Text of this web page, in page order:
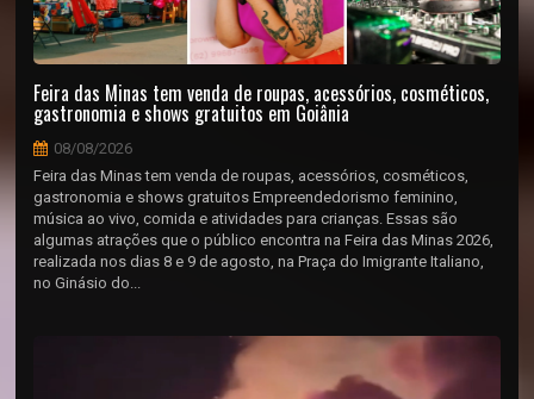
Feira das Minas tem venda de roupas, acessórios, cosméticos,
gastronomia e shows gratuitos em Goiânia
08/08/2026
Feira das Minas tem venda de roupas, acessórios, cosméticos,
gastronomia e shows gratuitos Empreendedorismo feminino,
música ao vivo, comida e atividades para crianças. Essas são
algumas atrações que o público encontra na Feira das Minas 2026,
realizada nos dias 8 e 9 de agosto, na Praça do Imigrante Italiano,
no Ginásio do...